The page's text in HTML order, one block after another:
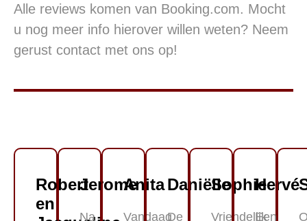
Alle reviews komen van Booking.com. Mocht
u nog meer info hierover willen weten? Neem
gerust contact met ons op!
Robert
en
Jerome
Na
Anita
Vandaag
Daniëlle
De
Sophie
Vriendelijk
Hervé
Een